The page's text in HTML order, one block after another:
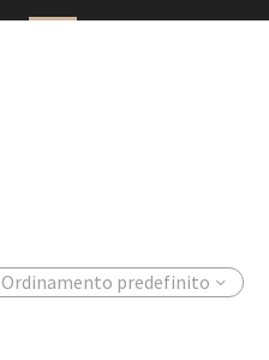
Ordinamento predefinito